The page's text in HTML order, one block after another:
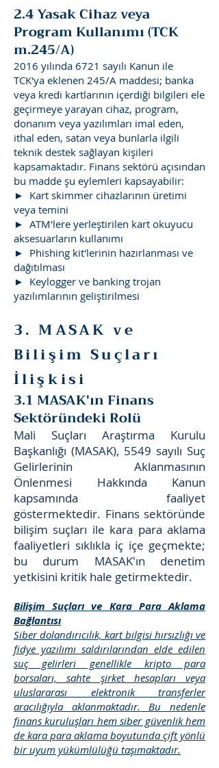
2.4 Yasak Cihaz veya
Program Kullanımı (TCK
m.245/A)
2016 yılında 6721 sayılı Kanun ile
TCK'ya eklenen 245/A maddesi; banka
veya kredi kartlarının içerdiği bilgileri ele
geçirmeye yarayan cihaz, program,
donanım veya yazılımları imal eden,
ithal eden, satan veya bunlarla ilgili
teknik destek sağlayan kişileri
kapsamaktadır. Finans sektörü açısından
bu madde şu eylemleri kapsayabilir:
► Kart skimmer cihazlarının üretimi
veya temini
► ATM'lere yerleştirilen kart okuyucu
aksesuarların kullanımı
► Phishing kit'lerinin hazırlanması ve
dağıtılması
► Keylogger ve banking trojan
yazılımlarının geliştirilmesi
3. MASAK ve
Bilişim Suçları
İlişkisi
3.1 MASAK'ın Finans
Sektöründeki Rolü
Mali Suçları Araştırma Kurulu
Başkanlığı (MASAK), 5549 sayılı Suç
Gelirlerinin Aklanmasının
Önlenmesi Hakkında Kanun
kapsamında faaliyet
göstermektedir. Finans sektöründe
bilişim suçları ile kara para aklama
faaliyetleri sıklıkla iç içe geçmekte;
bu durum MASAK'ın denetim
yetkisini kritik hale getirmektedir.
Bilişim Suçları ve Kara Para Aklama
Bağlantısı
Siber dolandırıcılık, kart bilgisi hırsızlığı ve
fidye yazılımı saldırılarından elde edilen
suç gelirleri genellikle kripto para
borsaları, sahte şirket hesapları veya
uluslararası elektronik transferler
aracılığıyla aklanmaktadır. Bu nedenle
finans kuruluşları hem siber güvenlik hem
de kara para aklama boyutunda çift yönlü
bir uyum yükümlülüğü taşımaktadır.